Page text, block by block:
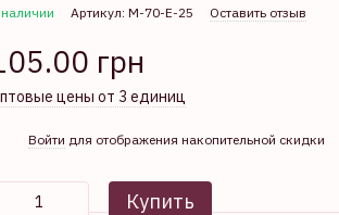
Артикул: М-70-Е-25 Оставить отзыв
грн
цены от 3 единиц
Войти для отображения накопительной скидки
Купить